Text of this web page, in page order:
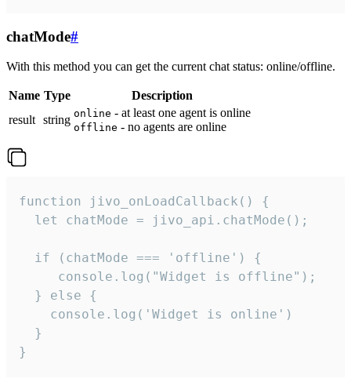
chatMode#
With this method you can get the current chat status: online/offline.
Name Type
Description
result string online - at least one agent is online
offline - no agents are online
function jivo_onLoadCallback() {
  let chatMode = jivo_api.chatMode();
  if (chatMode === 'offline') {
     console.log("Widget is offline");
  } else {
    console.log('Widget is online')
  }
}